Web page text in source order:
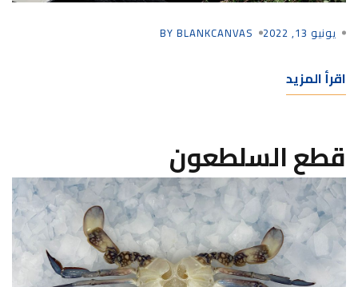
يونيو 13, 2022 BY BLANKCANVAS
اقرأ المزيد
قطع السلطعون